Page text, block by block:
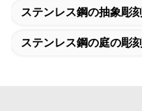
ステンレス鋼の抽象彫刻
ステンレス鋼の庭の彫刻